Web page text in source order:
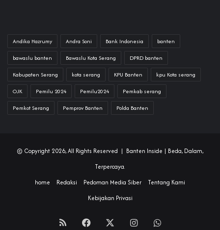
Andika Hazrumy Andra Soni Bank Indonesia banten
bawaslu banten Bawaslu Kota Serang DPRD banten
Kabupaten Serang kota serang KPU Banten kpu Kota serang
OJK Pemilu 2024 Pemilu2024 Pemkab serang
Pemkot Serang Pemprov Banten Polda Banten
© Copyright 2026, All Rights Reserved | Banten Inside | Beda, Dalam,
Terpercaya.
home
Redaksi Pedoman Media Siber
Tentang Kami
Kebijakan Privasi
RSS Facebook InstagramWhatsApp